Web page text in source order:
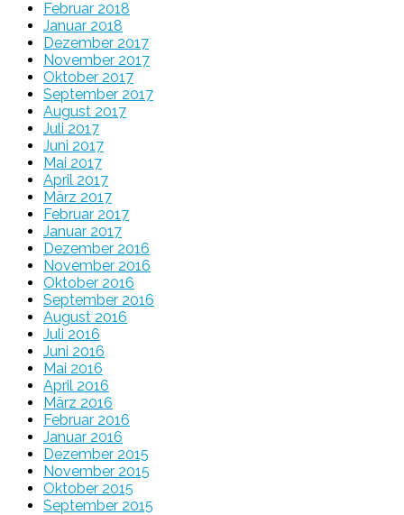
Februar 2018
Januar 2018
Dezember 2017
November 2017
Oktober 2017
September 2017
August 2017
Juli 2017
Juni 2017
Mai 2017
April 2017
März 2017
Februar 2017
Januar 2017
Dezember 2016
November 2016
Oktober 2016
September 2016
August 2016
Juli 2016
Juni 2016
Mai 2016
April 2016
März 2016
Februar 2016
Januar 2016
Dezember 2015
November 2015
Oktober 2015
September 2015